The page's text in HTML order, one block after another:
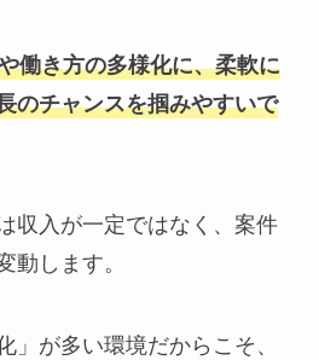
働き方の多様化に、柔軟に
のチャンスを掴みやすいで
収入が一定ではなく、案件
動します。
」が多い環境だからこそ、